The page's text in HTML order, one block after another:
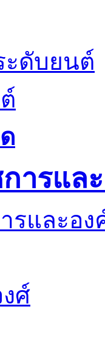
ะดับยนต์
ารแล
ศ์